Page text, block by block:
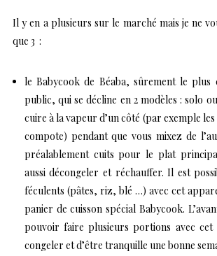
Il y en a plusieurs sur le marché mais je ne
que 3 :
le Babycook de Béaba, sûrement le plus
public, qui se décline en 2 modèles : solo
cuire à la vapeur d’un côté (par exemple
compote) pendant que vous mixez de
préalablement cuits pour le plat
aussi décongeler et réchauffer. Il est
féculents (pâtes, riz, blé …) avec cet
panier de cuisson spécial Babycook.
pouvoir faire plusieurs portions avec cet
congeler et d’être tranquille une bonne